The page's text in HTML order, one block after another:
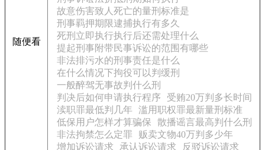
随便看
故意伤害致人死亡的量刑标准是
刑事羁押期限逮捕执行有多久
死刑立即执行执行后还需处理什么
提起刑事附带民事诉讼的范围有哪些
非法排污水的刑事责任是什么
在什么情况下拘役可以判缓刑
一般醉驾无事故判什么刑
判决后如何申请执行程序
受贿20万判多长时间
渎职罪最低判几年
滥用职权罪最新量刑标准
低保用户怎样才算骗保
散播谣言最高判什么刑
非法拘禁怎么定罪
贩卖文物40万判多少年
增加诉讼请求
承认诉讼请求 反驳诉讼请求